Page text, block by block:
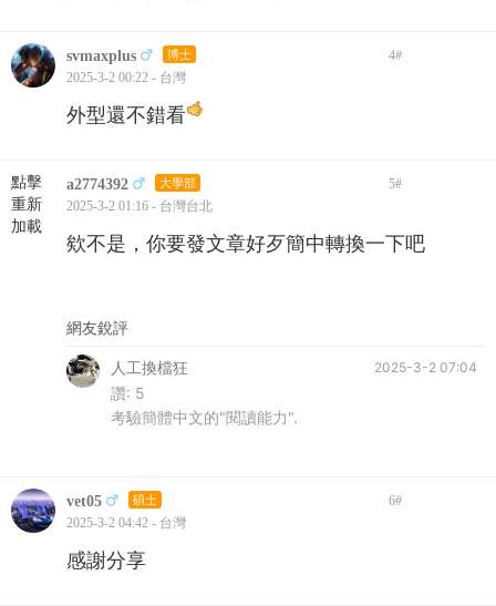
svmaxplus 博士 4#
2025-3-2 00:22 - 台灣
外型還不錯看
點擊
重新
加載
a2774392 大學部 5#
2025-3-2 01:16 - 台灣台北
欸不是，你要發文章好歹簡中轉換一下吧
網友銳評
2025-3-2 07:04
人工換檔狂
讚: 5
考驗簡體中文的"閱讀能力".
vet05 碩士 6#
2025-3-2 04:42 - 台灣
感謝分享